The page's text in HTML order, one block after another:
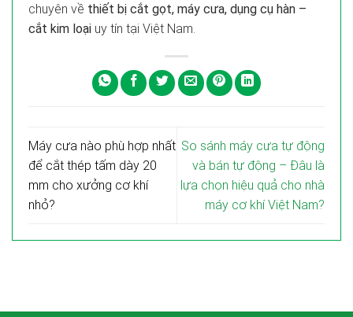
chuyên về thiết bị cắt gọt, máy cưa, dụng cụ hàn –
cắt kim loại uy tín tại Việt Nam.
Máy cưa nào phù hợp nhất
để cắt thép tấm dày 20
mm cho xưởng cơ khí
nhỏ?
So sánh máy cưa tự động
và bán tự động – Đâu là
lựa chọn hiệu quả cho nhà
máy cơ khí Việt Nam?